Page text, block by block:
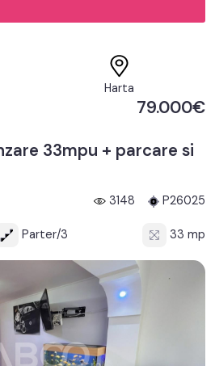
Harta
79.000€
33mpu + parcare si
3148 P26025
Parter/3 33 mp